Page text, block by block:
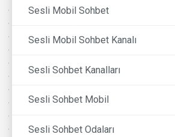
Sesli Mobil Sohbet
Sesli Mobil Sohbet Kanalı
Sesli Sohbet Kanalları
Sesli Sohbet Mobil
Sesli Sohbet Odaları